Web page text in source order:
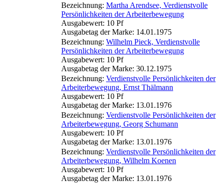
Bezeichnung: Martha Arendsee, Verdienstvolle
Persönlichkeiten der Arbeiterbewegung
Ausgabewert: 10 Pf
Ausgabetag der Marke: 14.01.1975
Bezeichnung: Wilhelm Pieck, Verdienstvolle
Persönlichkeiten der Arbeiterbewegung
Ausgabewert: 10 Pf
Ausgabetag der Marke: 30.12.1975
Bezeichnung: Verdienstvolle Persönlichkeiten der
Arbeiterbewegung, Ernst Thälmann
Ausgabewert: 10 Pf
Ausgabetag der Marke: 13.01.1976
Bezeichnung: Verdienstvolle Persönlichkeiten der
Arbeiterbewegung, Georg Schumann
Ausgabewert: 10 Pf
Ausgabetag der Marke: 13.01.1976
Bezeichnung: Verdienstvolle Persönlichkeiten der
Arbeiterbewegung, Wilhelm Koenen
Ausgabewert: 10 Pf
Ausgabetag der Marke: 13.01.1976